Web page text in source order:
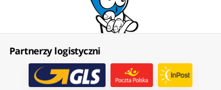
Partnerzy logistyczni